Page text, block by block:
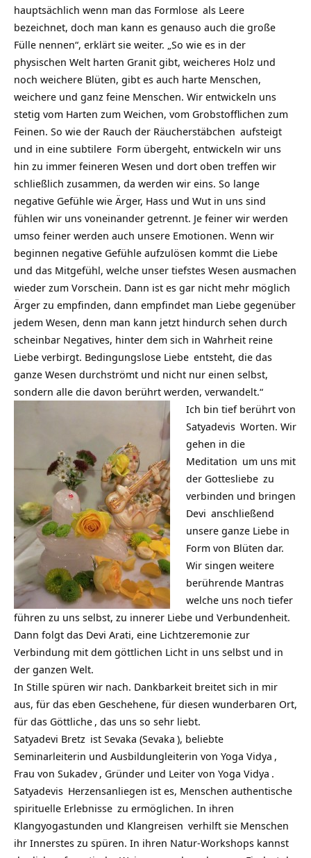
hauptsächlich wenn man das Formlose als Leere
bezeichnet, doch man kann es genauso auch die große
Fülle nennen“, erklärt sie weiter. „So wie es in der
physischen Welt harten Granit gibt, weicheres Holz und
noch weichere Blüten, gibt es auch harte Menschen,
weichere und ganz feine Menschen. Wir entwickeln uns
stetig vom Harten zum Weichen, vom Grobstofflichen zum
Feinen. So wie der Rauch der Räucherstäbchen aufsteigt
und in eine subtilere Form übergeht, entwickeln wir uns
hin zu immer feineren Wesen und dort oben treffen wir
schließlich zusammen, da werden wir eins. So lange
negative Gefühle wie Ärger, Hass und Wut in uns sind
fühlen wir uns voneinander getrennt. Je feiner wir werden
umso feiner werden auch unsere Emotionen. Wenn wir
beginnen negative Gefühle aufzulösen kommt die Liebe
und das Mitgefühl, welche unser tiefstes Wesen ausmachen
wieder zum Vorschein. Dann ist es gar nicht mehr möglich
Ärger zu empfinden, dann empfindet man Liebe gegenüber
jedem Wesen, denn man kann jetzt hindurch sehen durch
scheinbar Negatives, hinter dem sich in Wahrheit reine
Liebe verbirgt. Bedingungslose Liebe entsteht, die das
ganze Wesen durchströmt und nicht nur einen selbst,
sondern alle die davon berührt werden, verwandelt.“
Ich bin tief berührt von
Satyadevis Worten. Wir
gehen in die
Meditation um uns mit
der Gottesliebe zu
verbinden und bringen
Devi anschließend
unsere ganze Liebe in
Form von Blüten dar.
Wir singen weitere
berührende Mantras
welche uns noch tiefer
führen zu uns selbst, zu innerer Liebe und Verbundenheit.
Dann folgt das Devi Arati, eine Lichtzeremonie zur
Verbindung mit dem göttlichen Licht in uns selbst und in
der ganzen Welt.
In Stille spüren wir nach. Dankbarkeit breitet sich in mir
aus, für das eben Geschehene, für diesen wunderbaren Ort,
für das Göttliche , das uns so sehr liebt.
Satyadevi Bretz ist Sevaka (Sevaka ), beliebte
Seminarleiterin und Ausbildungleiterin von Yoga Vidya ,
Frau von Sukadev , Gründer und Leiter von Yoga Vidya .
Satyadevis Herzensanliegen ist es, Menschen authentische
spirituelle Erlebnisse zu ermöglichen. In ihren
Klangyogastunden und Klangreisen verhilft sie Menschen
ihr Innerstes zu spüren. In ihren Natur-Workshops kannst